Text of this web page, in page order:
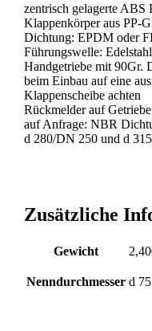
zentrisch gelagerte ABS
Klappenkörper aus PP-
Dichtung: EPDM oder
Führungswelle: Edelstahl
Handgetriebe mit 90Gr.
beim Einbau auf eine
Klappenscheibe achten
Rückmelder auf
auf Anfrage: NBR
d 280/DN 250 und d
Zusätzliche
Gewicht
Nenndurchmesser d 75